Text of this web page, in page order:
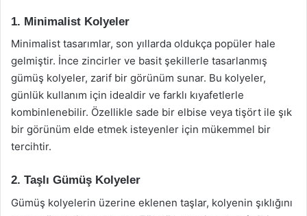
1. Minimalist Kolyeler
Minimalist tasarımlar, son yıllarda oldukça popüler hale
gelmiştir. İnce zincirler ve basit şekillerle tasarlanmış
gümüş kolyeler, zarif bir görünüm sunar. Bu kolyeler,
günlük kullanım için idealdir ve farklı kıyafetlerle
kombinlenebilir. Özellikle sade bir elbise veya tişört ile şık
bir görünüm elde etmek isteyenler için mükemmel bir
tercihtir.
2. Taşlı Gümüş Kolyeler
Gümüş kolyelerin üzerine eklenen taşlar, kolyenin şıklığını